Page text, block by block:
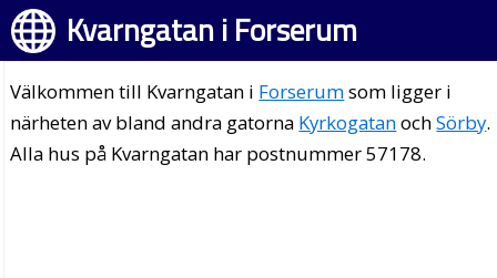
Kvarngatan i Forserum
Välkommen till Kvarngatan i Forserumsom ligger i
närheten av bland andra gatorna KyrkogatanochSörby.
Alla hus på Kvarngatan har postnummer 57178.